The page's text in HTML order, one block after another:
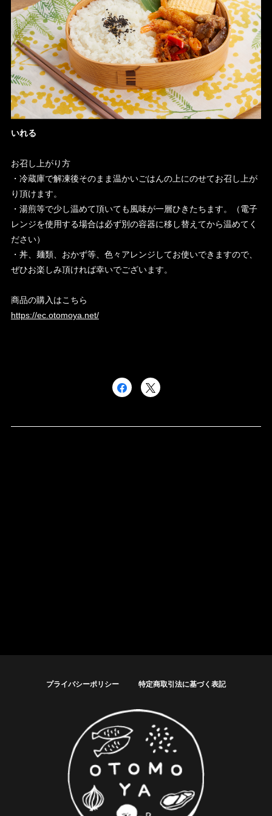
いれる
お召し上がり方
・冷蔵庫で解凍後そのまま温かいごはんの上にのせてお召し上が
り頂けます。
・湯煎等で少し温めて頂いても風味が一層ひきたちます。（電子
レンジを使用する場合は必ず別の容器に移し替えてから温めてく
ださい）
・丼、麺類、おかず等、色々アレンジしてお使いできますので、
ぜひお楽しみ頂ければ幸いでございます。
商品の購入はこちら
https://ec.otomoya.net/
プライバシーポリシー 特定商取引法に基づく表記